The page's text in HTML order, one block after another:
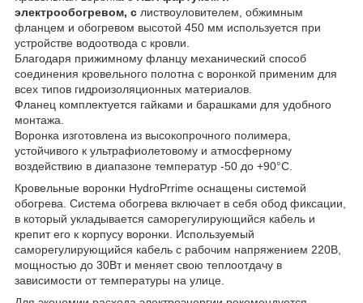
электрообогревом, с листвоуловителем, обжимным
фланцем и обогревом высотой 450 мм используется при
устройстве водоотвода c кровли.
Благодаря прижимному фланцу механический способ
соединения кровельного полотна с воронкой применим для
всех типов гидроизоляционных материалов.
Фланец комплектуется гайками и барашками для удобного
монтажа.
Воронка изготовлена из высокопрочного полимера,
устойчивого к ультрафиолетовому и атмосферному
воздействию в диапазоне температур -50 до +90°С.
Кровельные воронки HydroPrrime оснащены системой
обогрева. Система обогрева включает в себя обод фиксации,
в который укладывается саморегулирующийся кабель и
крепит его к корпусу воронки. Используемый
саморегулирующийся кабель с рабочим напряжением 220В,
мощностью до 30Вт и меняет свою теплоотдачу в
зависимости от температуры на улице.